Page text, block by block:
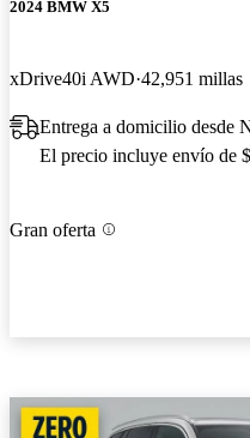
2024 BMW X5
xDrive40i AWD 42,951 millas
Entrega a domicilio desde
El precio incluye envío de
Gran oferta